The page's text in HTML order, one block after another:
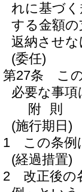
れに基づ
する金額
返納させ
(委任)
第27条
こ
必要な事
附 則
(施行期日)
1
この条例
(経過措置)
2
改正後の